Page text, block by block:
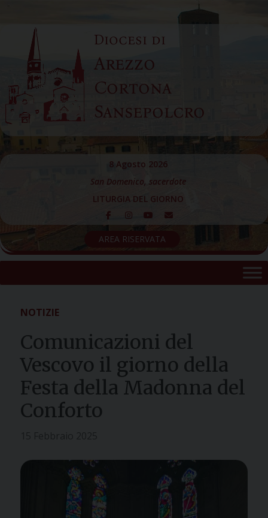
content
Diocesi di
Arezzo
Cortona
Sansepolcro
8 Agosto 2026
San Domenico, sacerdote
LITURGIA DEL GIORNO
AREA RISERVATA
NOTIZIE
Comunicazioni del
Vescovo il giorno della
Festa della Madonna del
Conforto